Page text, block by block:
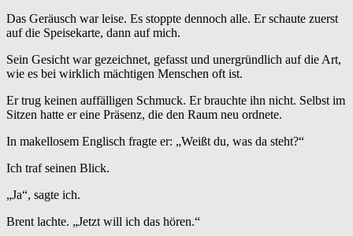
Das Geräusch war leise. Es stoppte dennoch alle. Er schaute zuerst
auf die Speisekarte, dann auf mich.
Sein Gesicht war gezeichnet, gefasst und unergründlich auf die Art,
wie es bei wirklich mächtigen Menschen oft ist.
Er trug keinen auffälligen Schmuck. Er brauchte ihn nicht. Selbst im
Sitzen hatte er eine Präsenz, die den Raum neu ordnete.
In makellosem Englisch fragte er: „Weißt du, was da steht?“
Ich traf seinen Blick.
„Ja“, sagte ich.
Brent lachte. „Jetzt will ich das hören.“